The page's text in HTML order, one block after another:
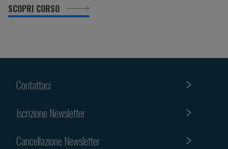
SCOPRI CORSO
Contattaci
Iscrizione Newsletter
Cancellazione Newsletter